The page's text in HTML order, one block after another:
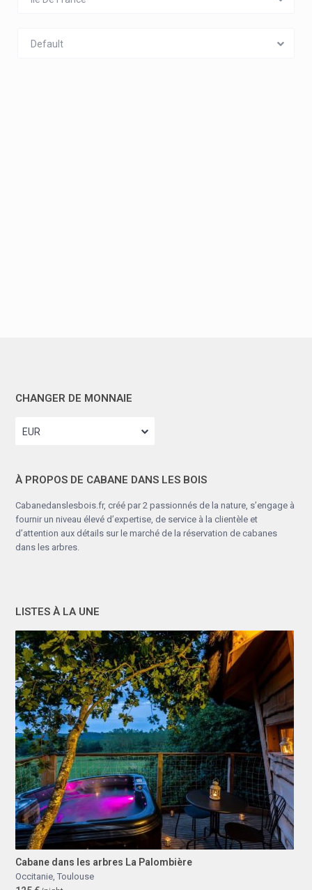
Default
CHANGER DE MONNAIE
EUR
À PROPOS DE CABANE DANS LES BOIS
Cabanedanslesbois.fr, créé par 2 passionnés de la nature, s’engage à
fournir un niveau élevé d’expertise, de service à la clientèle et
d’attention aux détails sur le marché de la réservation de cabanes
dans les arbres.
LISTES À LA UNE
Cabane dans les arbres La Palombière
Occitanie, Toulouse